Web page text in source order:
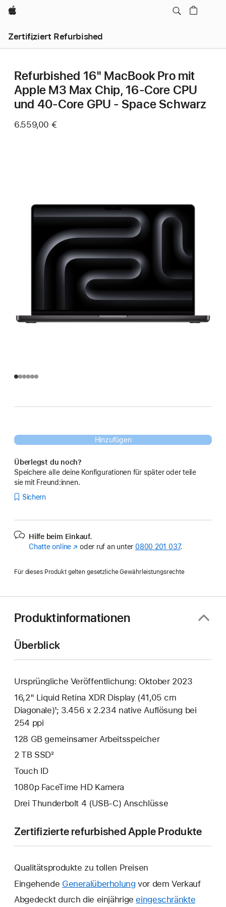
Apple
Zertifiziert Refurbished
Refurbished 16" MacBook Pro mit
Apple M3 Max Chip, 16‑Core CPU
und 40‑Core GPU - Space Schwarz
6.559,00 €
Hinzufügen
Überlegst du noch?
Speichere alle deine Konfigurationen für später oder teile
sie mit Freund:innen.
Sichern
Hilfe beim Einkauf.
Chatte online (Öffnet
Fenster)
oder ruf an unter 0800 201 037.
Für dieses Produkt gelten gesetzliche Gewährleistungsrechte
Produktinformationen
Überblick
Ursprüngliche Veröffentlichung: Oktober 2023
16,2" Liquid Retina XDR Display (41,05 cm
Diagonale)¹; 3.456 x 2.234 native Auflösung bei
254 ppi
128 GB gemeinsamer Arbeits­speicher
2 TB SSD²
Touch ID
1080p FaceTime HD Kamera
Drei Thunderbolt 4 (USB‑C) Anschlüsse
Zertifizierte refurbished Apple Produkte
Qualitätsprodukte zu tollen Preisen
Eingehende Generalüberholung vor dem Verkauf
Abgedeckt durch die einjährige eingeschränkte